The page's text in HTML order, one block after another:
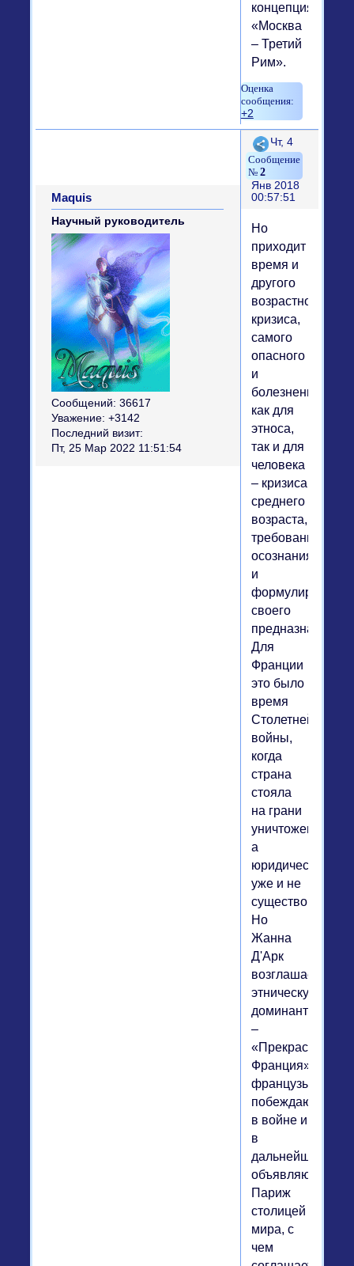
концепция
«Москва
– Третий
Рим».
+2
Поделиться
2
Чт, 4
Янв 2018
00:57:51
Maquis
Научный руководитель
Сообщений: 36617
Уважение: +3142
Последний визит:
Пт, 25 Мар 2022 11:51:54
Но
приходит
время и
другого
возрастного
кризиса,
самого
опасного
и
болезненного
как для
этноса,
так и для
человека
– кризиса
среднего
возраста,
требование
осознания
и
формулировки
своего
предназначения.
Для
Франции
это было
время
Столетней
войны,
когда
страна
стояла
на грани
уничтожения,
а
юридически
уже и не
существовала.
Но
Жанна
Д'Арк
возглашает
этническую
доминанту
–
«Прекрасная
Франция»,
французы
побеждают
в войне и
в
дальнейшем
объявляют
Париж
столицей
мира, с
чем